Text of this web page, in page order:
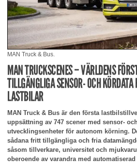
MAN Truck & Bus.
MAN TRUCKSCENES – VÄRLDENS
TILLGÄNGLIGA SENSOR- OCH
LASTBILAR
MAN Truck & Bus är den första
uppsättning av 747 scener med sensor-
utvecklingsenheter för autonom körning.
sådana fritt tillgängliga och fria
såsom tillverkare, universitet och
oberoende av varandra med